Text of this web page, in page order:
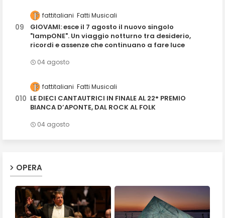
fattitaliani Fatti Musicali
GIOVAMI: esce il 7 agosto il nuovo singolo
"lampONE". Un viaggio notturno tra desiderio,
ricordi e assenze che continuano a fare luce
04 agosto
fattitaliani Fatti Musicali
LE DIECI CANTAUTRICI IN FINALE AL 22° PREMIO
BIANCA D’APONTE, DAL ROCK AL FOLK
04 agosto
OPERA